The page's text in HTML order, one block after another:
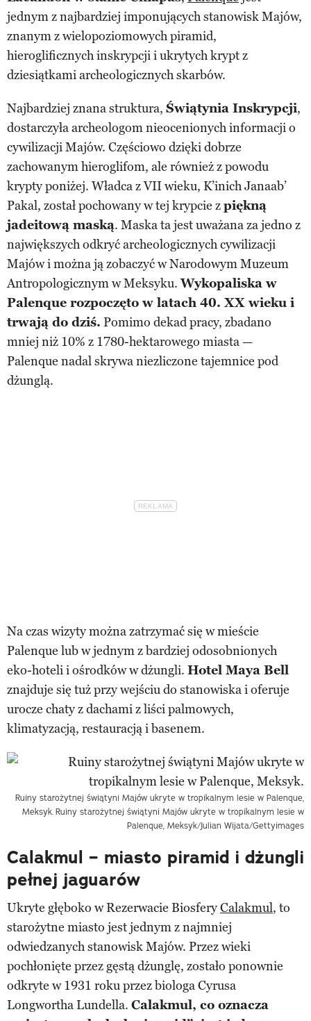
jednym z najbardziej imponujących stanowisk Majów,
znanym z wielopoziomowych piramid,
hieroglificznych inskrypcji i ukrytych krypt z
dziesiątkami archeologicznych skarbów.
Najbardziej znana struktura, Świątynia Inskrypcji,
dostarczyła archeologom nieocenionych informacji o
cywilizacji Majów. Częściowo dzięki dobrze
zachowanym hieroglifom, ale również z powodu
krypty poniżej. Władca z VII wieku, K’inich Janaab’
Pakal, został pochowany w tej krypcie zpiękną
jadeitową maską. Maska ta jest uważana za jedno z
największych odkryć archeologicznych cywilizacji
Majów i można ją zobaczyć w Narodowym Muzeum
Antropologicznym w Meksyku.Wykopaliska w
Palenque rozpoczęto w latach 40. XX wieku i
trwają do dziś. Pomimo dekad pracy, zbadano
mniej niż 10% z 1780-hektarowego miasta —
Palenque nadal skrywa niezliczone tajemnice pod
dżunglą.
Na czas wizyty można zatrzymać się w mieście
Palenque lub w jednym z bardziej odosobnionych
eko-hoteli i ośrodków w dżungli. Hotel Maya Bell
znajduje się tuż przy wejściu do stanowiska i oferuje
urocze chaty z dachami z liści palmowych,
klimatyzacją, restauracją i basenem.
Ruiny starożytnej świątyni Majów ukryte w tropikalnym lesie w Palenque,
Meksyk. Ruiny starożytnej świątyni Majów ukryte w tropikalnym lesie w
Palenque, Meksyk/Julian Wijata/Gettyimages
Calakmul – miasto piramid i dżungli
pełnej jaguarów
Ukryte głęboko w Rezerwacie BiosferyCalakmul, to
starożytne miasto jest jednym z najmniej
odwiedzanych stanowisk Majów. Przez wieki
pochłonięte przez gęstą dżunglę, zostało ponownie
odkryte w 1931 roku przez biologa Cyrusa
Longwortha Lundella. Calakmul, co oznacza